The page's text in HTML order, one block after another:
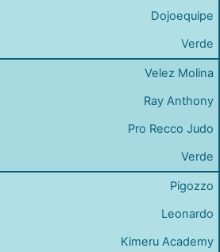
Dojoequipe
Verde
Velez Molina
Ray Anthony
Pro Recco Judo
Verde
Pigozzo
Leonardo
Kimeru Academy